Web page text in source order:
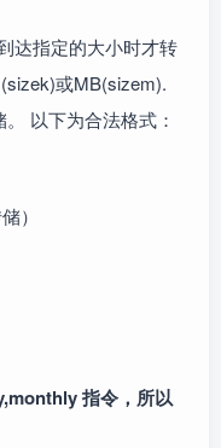
达指定的大小时才转
或MB(sizem).
以下为合法格式：
）
指令，所以